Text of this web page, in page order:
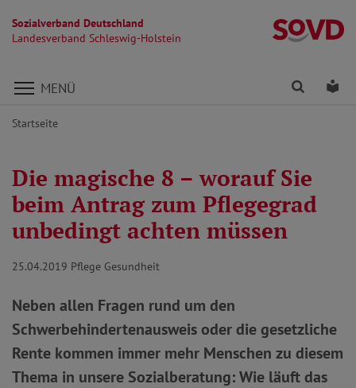
Sozialverband Deutschland
Landesverband Schleswig-Holstein
Direkt zu den Inhalten springen
MENÜ Finden
Startseite
Die magische 8 – worauf Sie
beim Antrag zum Pflegegrad
unbedingt achten müssen
25.04.2019 Pflege Gesundheit
Neben allen Fragen rund um den
Schwerbehindertenausweis oder die gesetzliche
Rente kommen immer mehr Menschen zu diesem
Thema in unsere Sozialberatung: Wie läuft das